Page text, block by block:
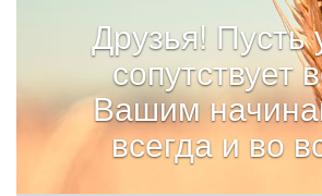
Друзья! Пусть
сопутствует
Вашим
всегда и во